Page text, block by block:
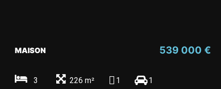
539 000 €
MAISON
3 226 m² 1 1